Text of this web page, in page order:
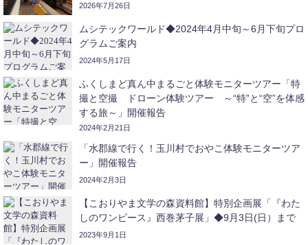
2026年7月26日
ムシテックワールド◆2024年4月中旬～6月下旬プロ
グラムご案内
2024年5月17日
ふくしまど真ん中まるごと体験モニターツアー「特
撮と空撮 ドローン体験ツアー ～“特”と“空”を体感
する旅～」開催報告
2024年2月21日
「水郡線で行く！玉川村でおやこ体験モニターツア
ー」開催報告
2024年2月3日
【こおりやま文学の森資料館】特別企画展「『わた
しのワンピース』西巻茅子展」◆9月3日(日）まで
2023年9月1日